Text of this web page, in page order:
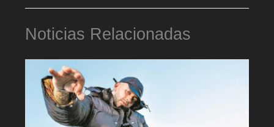
Noticias Relacionadas